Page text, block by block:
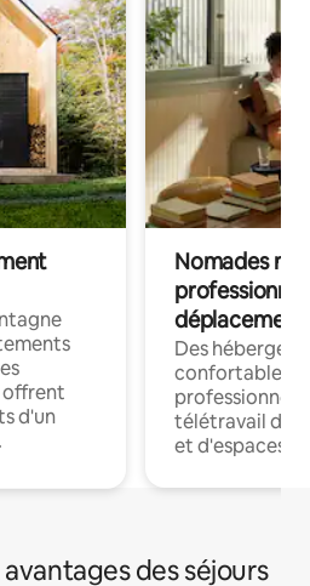
offrent
d'un
Nomades
déplacement
Des
confortables
professionnels
télétravail
et d'espaces
des séjours